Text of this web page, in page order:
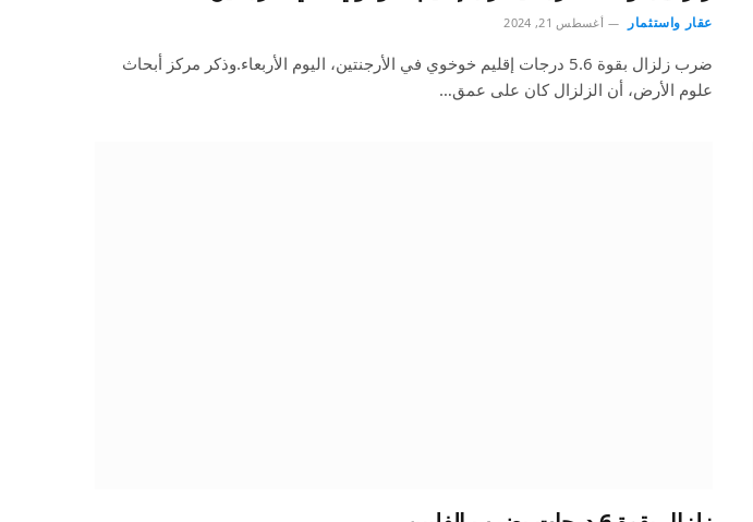
عقار واستثمار أغسطس 21, 2024
ضرب زلزال بقوة 5.6 درجات إقليم خوخوي في الأرجنتين، اليوم الأربعاء.وذكر مركز أبحاث
علوم الأرض، أن الزلزال كان على عمق…